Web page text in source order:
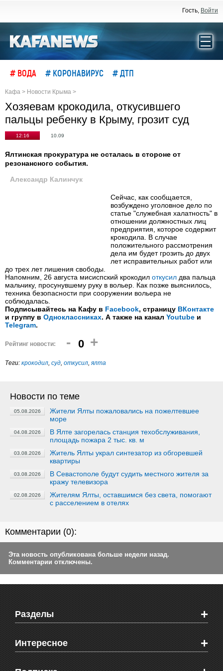
Гость, Войти
# ВОДА # КОРОНАВИРУС # ДТП
Кафа > Новости Крыма >
Хозяевам крокодила, откусившего
пальцы ребенку в Крыму, грозит суд
12:16 10.09
Ялтинская прокуратура не осталась в стороне от
резонансного события.
Александр Калинчук
Сейчас, как сообщается,
возбуждено уголовное дело по
статье "служебная халатность" в
отношении должностных лиц
предприятия, которое содержит
крокодила. В случае
положительного рассмотрения
дела им будет грозить до двух
лет исправительных работ или
до трех лет лишения свободы.
Напомним, 26 августа мисиспский крокодил откусил два пальца
мальчику, просунувшему руку в вольер. Как позже выяснилось,
техника безопасности при сооружении вольера не
соблюдалась.
Подписывайтесь на Кафу в Facebook, страницу ВКонтакте
и группу в Одноклассниках. А также на канал Youtube и
Telegram.
Рейтинг новости: - 0 +
Теги: крокодил, суд, откусил, ялта
Новости по теме
05.08.2026
Жители Ялты пожаловались на пожелтевшее
море
04.08.2026
В Ялте загорелась станция техобслуживания,
площадь пожара 2 тыс. кв. м
03.08.2026
Житель Ялты украл синтезатор из обгоревшей
квартиры
03.08.2026
В Севастополе будут судить местного жителя за
кражу телевизора
02.08.2026
Жителям Ялты, оставшимся без света, помогают
с расселением в отелях
Комментарии (0):
Эта новость опубликована больше недели назад.
Комментарии отключены.
Разделы +
Новости Феодосии
Новости Крыма
Мировые новости
Интересное +
Видео о Феодосии